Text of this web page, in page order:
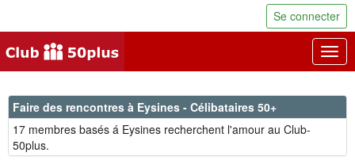
Se connecter
Faire des rencontres à Eysines - Célibataires 50+
17 membres basés á Eysines recherchent l'amour au Club-
50plus.